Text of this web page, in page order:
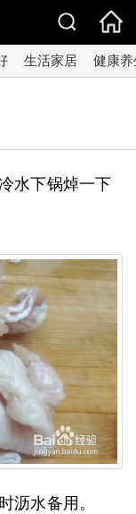
生活家居 健康养
水下锅焯一下
沥水备用。